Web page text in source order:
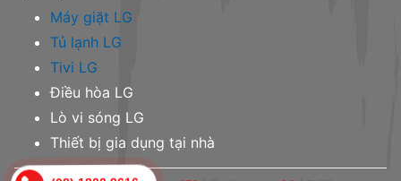
Máy giặt LG
Tủ lạnh LG
Tivi LG
Điều hòa LG
Lò vi sóng LG
Thiết bị gia dụng tại nhà